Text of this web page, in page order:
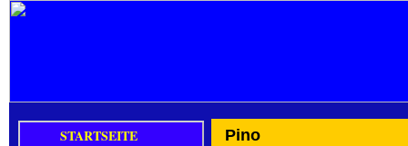
Pino
STARTSEITE